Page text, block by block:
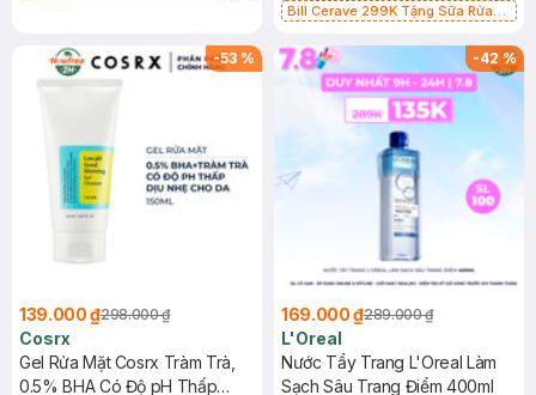
Bill Cerave 299K Tặng Sữa Rửa
-53 %
139.000 ₫298.000 ₫
Cosrx
Gel Rửa Mặt Cosrx Tràm Trà,
0.5% BHA Có Độ pH Thấp
-42%
169.000 ₫289.000 ₫
L'Oreal
Nước Tẩy Trang L'Oreal Làm
Sạch Sâu Trang Điểm 400ml